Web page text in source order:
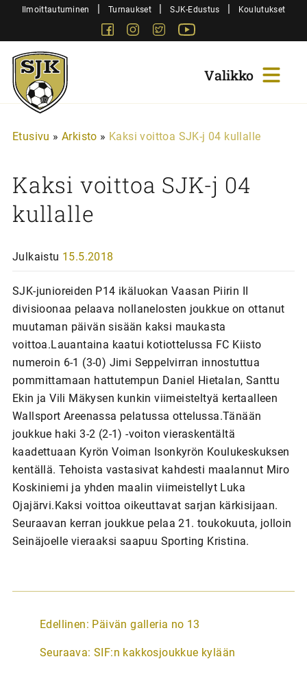
SiirryIlmoittautuminen | Turnaukset | SJK-Edustus | Koulutukset
FacebookInstagram
Twitter
Sjk-
Juniorit
Etusivu » Arkisto » Kaksi voittoa SJK-j 04 kullalle
Kaksi voittoa SJK-j 04
kullalle
Julkaistu 15.5.2018
SJK-junioreiden P14 ikäluokan Vaasan Piirin II
divisioonaa pelaava nollanelosten joukkue on ottanut
muutaman päivän sisään kaksi maukasta
voittoa.Lauantaina kaatui kotiottelussa FC Kiisto
numeroin 6-1 (3-0) Jimi Seppelvirran innostuttua
pommittamaan hattutempun Daniel Hietalan, Santtu
Ekin ja Vili Mäkysen kunkin viimeisteltyä kertaalleen
Wallsport Areenassa pelatussa ottelussa.Tänään
joukkue haki 3-2 (2-1) -voiton vieraskentältä
kaadettuaan Kyrön Voiman Isonkyrön Koulukeskuksen
kentällä. Tehoista vastasivat kahdesti maalannut Miro
Koskiniemi ja yhden maalin viimeistellyt Luka
Ojajärvi.Kaksi voittoa oikeuttavat sarjan kärkisijaan.
Seuraavan kerran joukkue pelaa 21. toukokuuta, jolloin
Seinäjoelle vieraaksi saapuu Sporting Kristina.
A
t
Edellinen: Päivän galleria no 13
Seuraava: SIF:n kakkosjoukkue kylään